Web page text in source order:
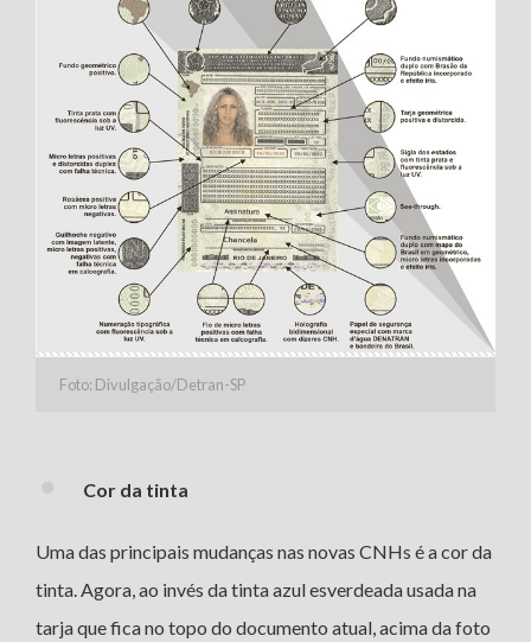
Foto: Divulgação/Detran-SP
Cor da tinta
Uma das principais mudanças nas novas CNHs é a cor da
tinta. Agora, ao invés da tinta azul esverdeada usada na
tarja que fica no topo do documento atual, acima da foto